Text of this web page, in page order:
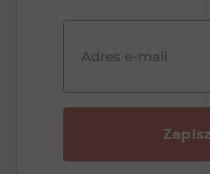
Adres e-mail